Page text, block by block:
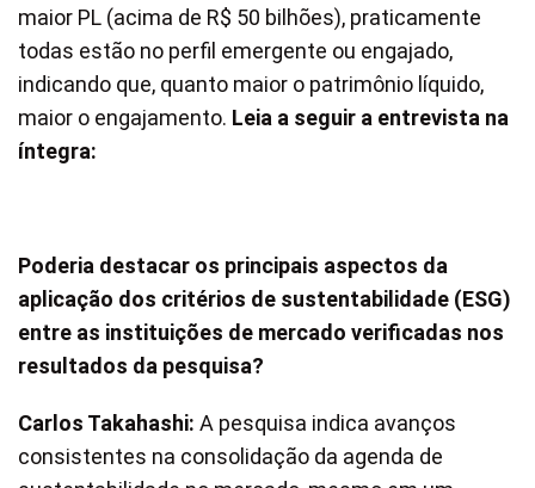
maior PL (acima de R$ 50 bilhões), praticamente
todas estão no perfil emergente ou engajado,
indicando que, quanto maior o patrimônio líquido,
maior o engajamento. Leia a seguir a entrevista na
íntegra:
Poderia destacar os principais aspectos da
aplicação dos critérios de sustentabilidade (ESG)
entre as instituições de mercado verificadas nos
resultados da pesquisa?
Carlos Takahashi: A pesquisa indica avanços
consistentes na consolidação da agenda de